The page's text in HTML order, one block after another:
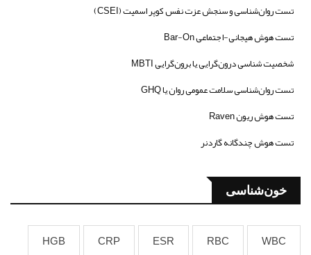
تست روان‌شناسی و سنجش عزت نفس کوپر اسمیت (CSEI)
تست هوش هیجانی-اجتماعی Bar-On
شخصیت شناسی درون‌گرایی یا برون‌گرایی MBTI
تست روان‌شناسی سلامت عمومی روان یا GHQ
تست هوش ریون Raven
تست هوش چندگانه گاردنر
خون‌شناسی
WBC
RBC
ESR
CRP
HGB